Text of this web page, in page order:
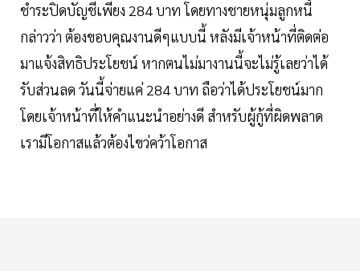
ชำระปิดบัญชีเพียง 284 บาท โดยทางชายหนุ่มลูกหนี้
กล่าวว่า ต้องขอบคุณงานดีๆแบบนี้ หลังมีเจ้าหน้าที่ติดต่อ
มาแจ้งสิทธิประโยชน์ หากตนไม่มางานนี้จะไม่รู้เลยว่าได้
รับส่วนลด วันนี้จ่ายแค่ 284 บาท ถือว่าได้ประโยชน์มาก
โดยเจ้าหน้าที่ให้คำแนะนำอย่างดี สำหรับผู้กู้ที่ผิดพลาด
เรามีโอกาสแล้วต้องไขว่คว้าโอกาส